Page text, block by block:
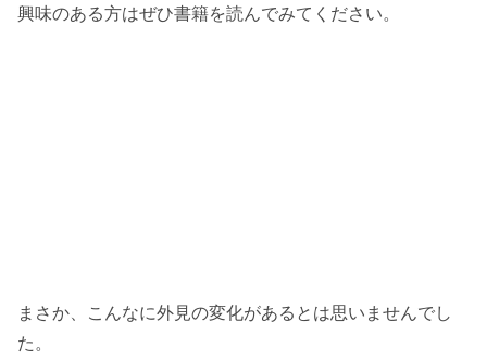
興味のある方はぜひ書籍を読んでみてください。
まさか、こんなに外見の変化があるとは思いませんでし
た。